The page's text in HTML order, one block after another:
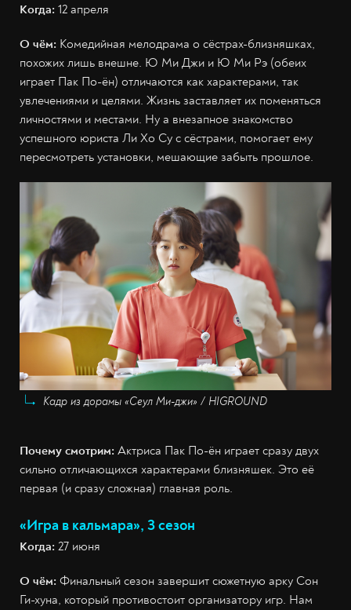
Когда: 12 апреля
О чём: Комедийная мелодрама о сёстрах-близняшках,
похожих лишь внешне. Ю Ми Джи и Ю Ми Рэ (обеих
играет Пак По-ён) отличаются как характерами, так
увлечениями и целями. Жизнь заставляет их поменяться
личностями и местами. Ну а внезапное знакомство
успешного юриста Ли Хо Су с сёстрами, помогает ему
пересмотреть установки, мешающие забыть прошлое.
Кадр из дорамы «Сеул Ми-джи» / HIGROUND
Почему смотрим: Актриса Пак По-ён играет сразу двух
сильно отличающихся характерами близняшек. Это её
первая (и сразу сложная) главная роль.
«Игра в кальмара», 3 сезон
Когда: 27 июня
О чём: Финальный сезон завершит сюжетную арку Сон
Ги-хуна, который противостоит организатору игр. Нам